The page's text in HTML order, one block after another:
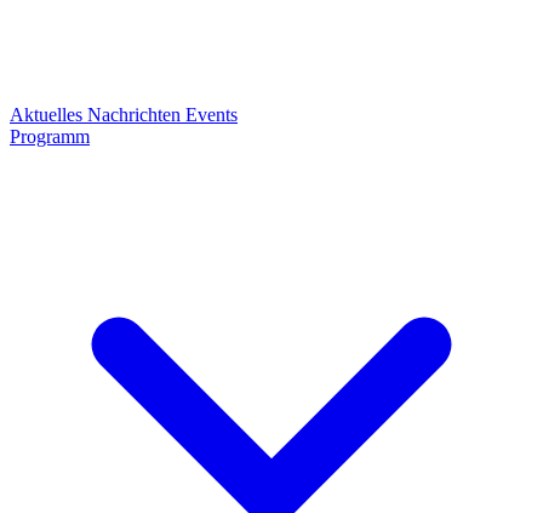
Aktuelles Nachrichten Events
Programm